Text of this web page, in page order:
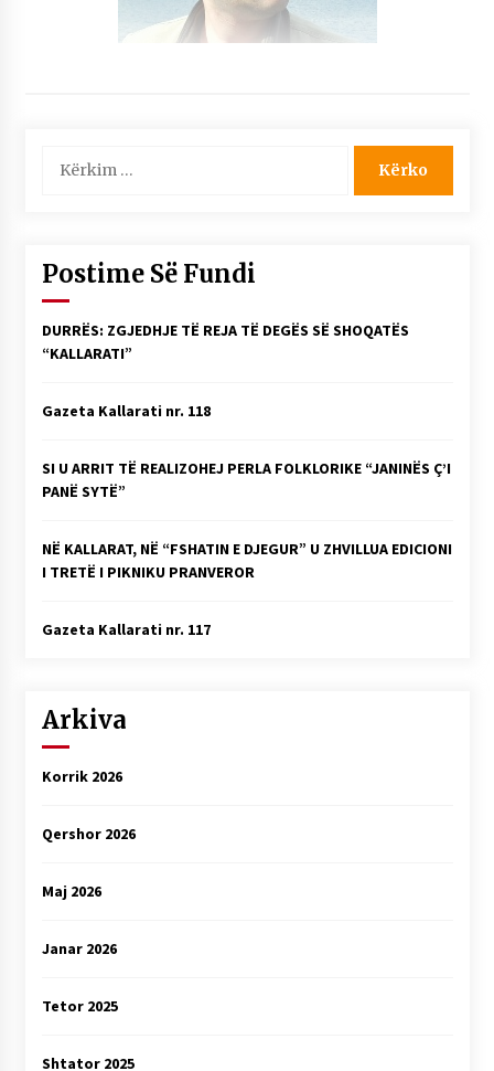
për:
Postime Së Fundi
DURRËS: ZGJEDHJE TË REJA TË DEGËS SË SHOQATËS
“KALLARATI”
Gazeta Kallarati nr. 118
SI U ARRIT TË REALIZOHEJ PERLA FOLKLORIKE “JANINËS Ç’I
PANË SYTË”
NË KALLARAT, NË “FSHATIN E DJEGUR” U ZHVILLUA EDICIONI
I TRETË I PIKNIKU PRANVEROR
Gazeta Kallarati nr. 117
Arkiva
Korrik 2026
Qershor 2026
Maj 2026
Janar 2026
Tetor 2025
Shtator 2025